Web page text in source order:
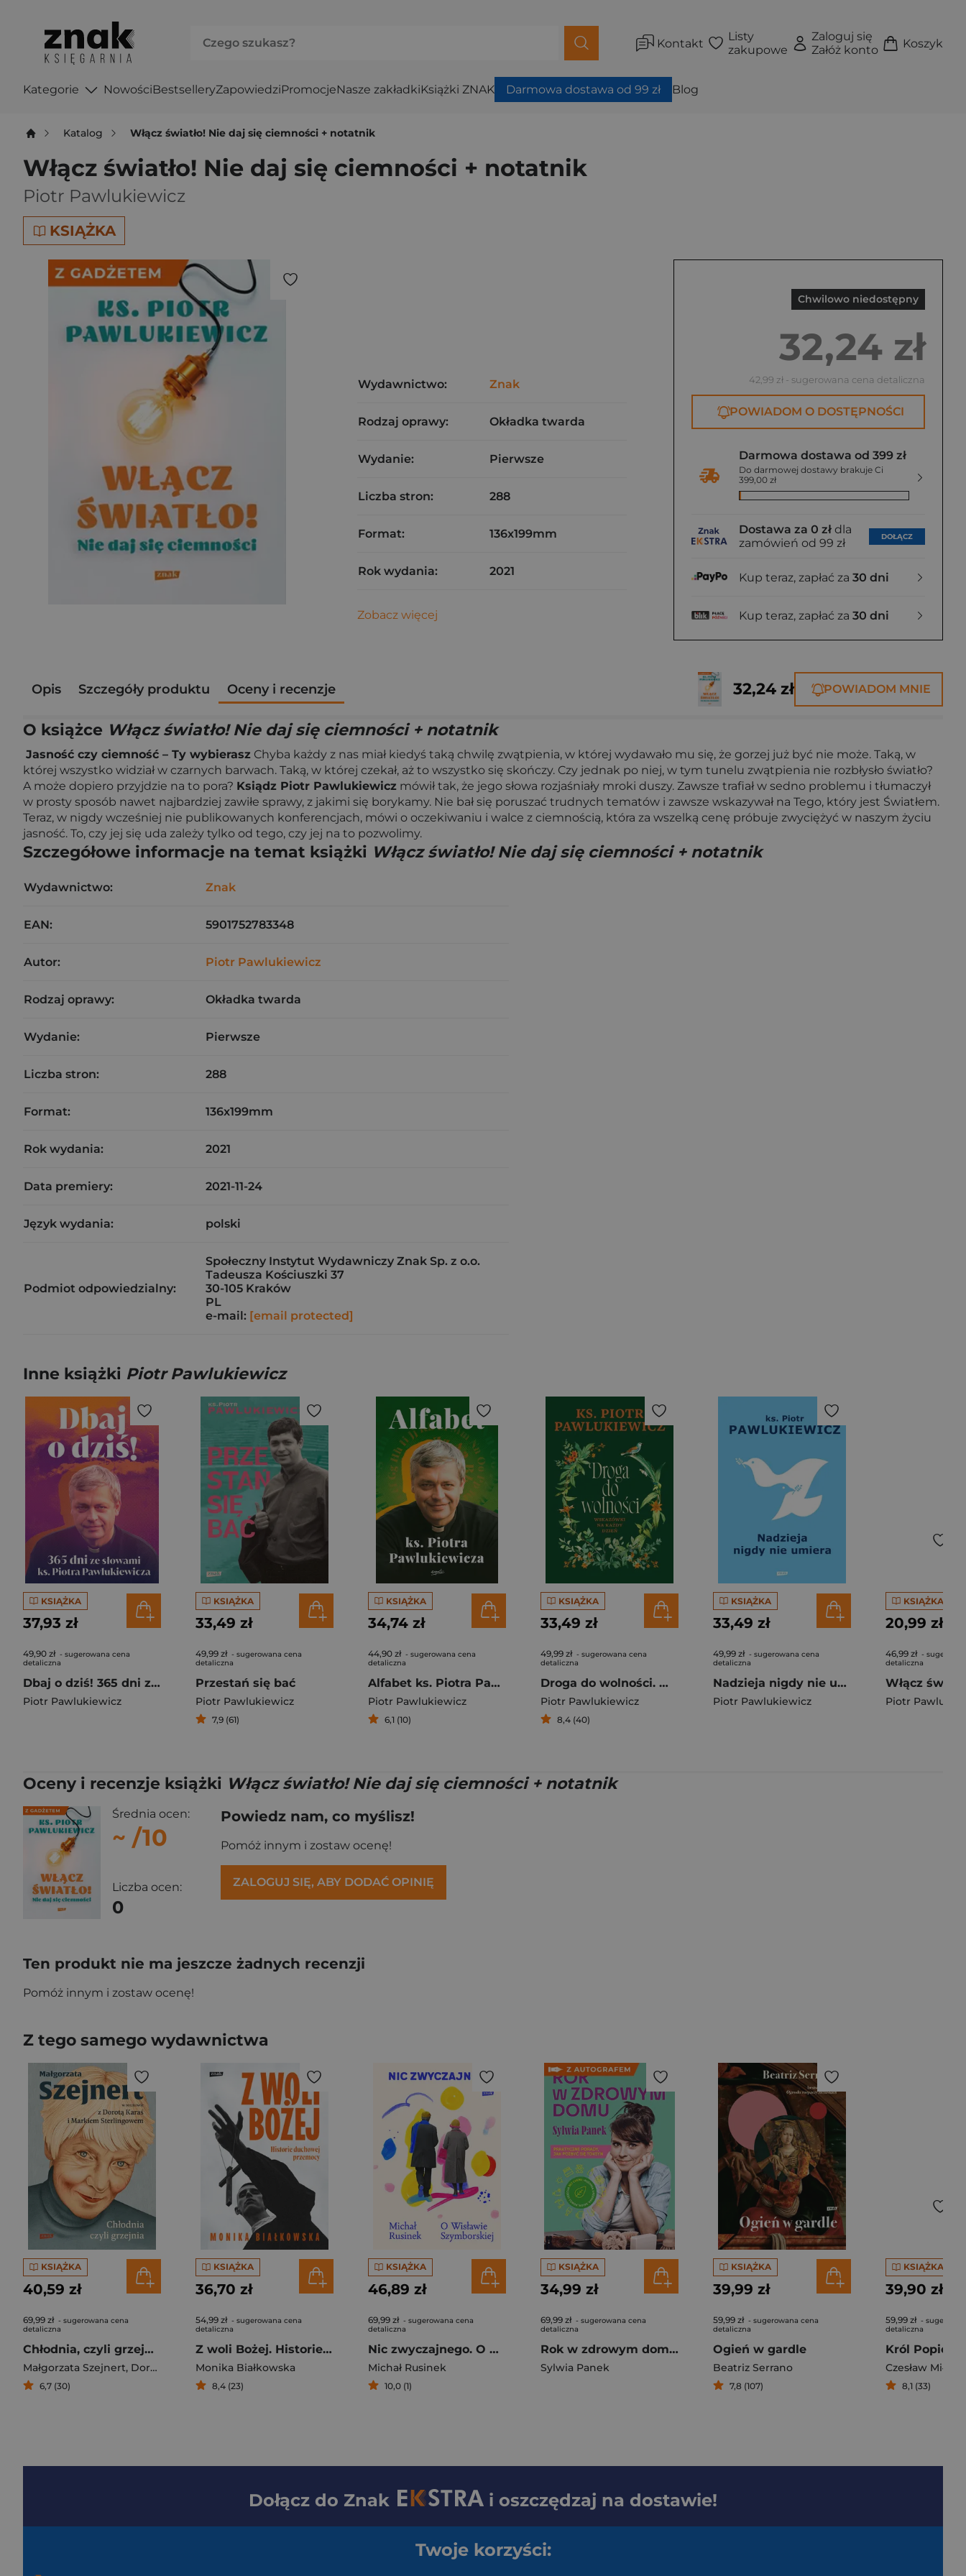
Kontakt
Listy
zakupowe
Zaloguj się
Załóż konto
Koszyk
Kategorie NowościBestselleryZapowiedziPromocjeNasze zakładkiKsiążki ZNAK Darmowa dostawa od 99 zł Blog
Katalog Włącz światło! Nie daj się ciemności + notatnik
Włącz światło! Nie daj się ciemności + notatnik
Piotr Pawlukiewicz
KSIĄŻKA
Chwilowo niedostępny
32,24 zł
42,99 zł - sugerowana cena detaliczna
POWIADOM O DOSTĘPNOŚCI
Darmowa dostawa od 399 zł
Do darmowej dostawy brakuje Ci
399,00 zł
Dostawa za 0 zł dla
zamówień od 99 zł
DOŁĄCZ
Kup teraz, zapłać za 30 dni
Kup teraz, zapłać za 30 dni
Wydawnictwo: Znak
Rodzaj oprawy: Okładka twarda
Wydanie: Pierwsze
Liczba stron: 288
Format: 136x199mm
Rok wydania: 2021
Zobacz więcej
Opis Szczegóły produktu Oceny i recenzje 32,24 zł POWIADOM MNIE
O książce Włącz światło! Nie daj się ciemności + notatnik
Jasność czy ciemność – Ty wybierasz Chyba każdy z nas miał kiedyś taką chwilę zwątpienia, w której wydawało mu się, że gorzej już być nie może. Taką, w
której wszystko widział w czarnych barwach. Taką, w której czekał, aż to wszystko się skończy. Czy jednak po niej, w tym tunelu zwątpienia nie rozbłysło światło?
A może dopiero przyjdzie na to pora? Ksiądz Piotr Pawlukiewicz mówił tak, że jego słowa rozjaśniały mroki duszy. Zawsze trafiał w sedno problemu i tłumaczył
w prosty sposób nawet najbardziej zawiłe sprawy, z jakimi się borykamy. Nie bał się poruszać trudnych tematów i zawsze wskazywał na Tego, który jest Światłem.
Teraz, w nigdy wcześniej nie publikowanych konferencjach, mówi o oczekiwaniu i walce z ciemnością, która za wszelką cenę próbuje zwyciężyć w naszym życiu
jasność. To, czy jej się uda zależy tylko od tego, czy jej na to pozwolimy.
Szczegółowe informacje na temat książki Włącz światło! Nie daj się ciemności + notatnik
Wydawnictwo: Znak
EAN: 5901752783348
Autor: Piotr Pawlukiewicz
Rodzaj oprawy: Okładka twarda
Wydanie: Pierwsze
Liczba stron: 288
Format: 136x199mm
Rok wydania: 2021
Data premiery: 2021-11-24
Język wydania: polski
Podmiot odpowiedzialny:
Społeczny Instytut Wydawniczy Znak Sp. z o.o.
Tadeusza Kościuszki 37
30-105 Kraków
PL
e-mail: [email protected]
Inne książki Piotr Pawlukiewicz
KSIĄŻKA
37,93 zł
49,90 zł - sugerowana cena
detaliczna
Dbaj o dziś! 365 dni ze słowami ks. Piotra Pawlukiewicza wyd. 2025
Piotr Pawlukiewicz
KSIĄŻKA
33,49 zł
49,99 zł - sugerowana cena
detaliczna
Przestań się bać
Piotr Pawlukiewicz
7,9 (61)
KSIĄŻKA
34,74 zł
44,90 zł - sugerowana cena
detaliczna
Alfabet ks. Piotra Pawlukiewicza
Piotr Pawlukiewicz
6,1 (10)
KSIĄŻKA
33,49 zł
49,99 zł - sugerowana cena
detaliczna
Droga do wolności. Wskazówki na każdy dzień
Piotr Pawlukiewicz
8,4 (40)
KSIĄŻKA
33,49 zł
49,99 zł - sugerowana cena
detaliczna
Nadzieja nigdy nie umiera
Piotr Pawlukiewicz
KSIĄŻKA
20,99 zł
46,99 zł -
detaliczna
Piotr
Oceny i recenzje książki Włącz światło! Nie daj się ciemności + notatnik
Średnia ocen:
~ /10
Liczba ocen:
0
Powiedz nam, co myślisz!
Pomóż innym i zostaw ocenę!
ZALOGUJ SIĘ, ABY DODAĆ OPINIĘ
Ten produkt nie ma jeszcze żadnych recenzji
Pomóż innym i zostaw ocenę!
Z tego samego wydawnictwa
KSIĄŻKA
40,59 zł
69,99 zł - sugerowana cena
detaliczna
Chłodnia, czyli grzejnia. Małgorzata Szejnert w rozmowie z Dorotą Karaś i Markiem Sterlingowem
Małgorzata Szejnert, Dorota Karaś ,Marek Sterlingow
6,7 (30)
KSIĄŻKA
36,70 zł
54,99 zł - sugerowana cena
detaliczna
Z woli Bożej. Historie duchowej przemocy
Monika Białkowska
8,4 (23)
KSIĄŻKA
46,89 zł
69,99 zł - sugerowana cena
detaliczna
Nic zwyczajnego. O Wisławie Szymborskiej (2026)
Michał Rusinek
10,0 (1)
KSIĄŻKA
34,99 zł
69,99 zł - sugerowana cena
detaliczna
Rok w zdrowym domu - książka z autografem
Sylwia Panek
KSIĄŻKA
39,99 zł
59,99 zł - sugerowana cena
detaliczna
Ogień w gardle
Beatriz Serrano
7,8 (107)
KSIĄŻKA
39,90 zł
59,99 zł -
detaliczna
Czesław Miłosz
8,1 (33)
Dołącz do Znak i oszczędzaj na dostawie!
Twoje korzyści: